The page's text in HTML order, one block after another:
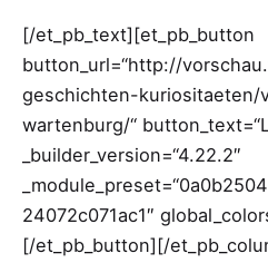
[/et_pb_text][et_pb_button
button_url=“http://
geschichten-kuriositaeten/
wartenburg/“
_builder_version=“4.22.2″
24072c071ac1″
[/et_pb_button][/